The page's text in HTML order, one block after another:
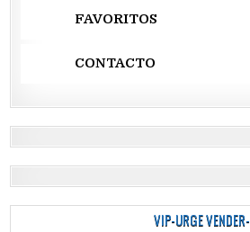
FAVORITOS
CONTACTO
VIP-URGE VENDER-